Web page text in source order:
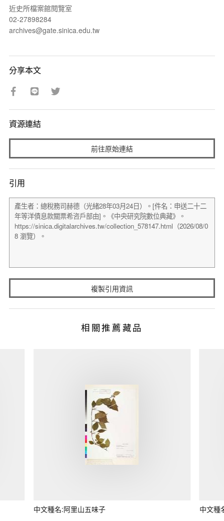
近史所檔案館閱覽室
02-27898284
archives@gate.sinica.edu.tw
分享本文
資源連結
前往原始連結
引用
複製引用資訊
相關推薦藏品
中文種名:阿里山五味子 中文種